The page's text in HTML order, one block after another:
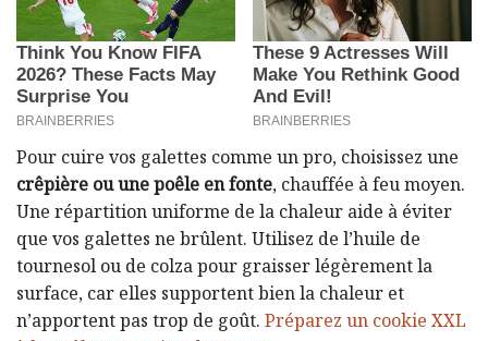
Pour cuire vos galettes comme un pro, choisissez une
crêpière ou une poêle en fonte, chauffée à feu moyen.
Une répartition uniforme de la chaleur aide à éviter
que vos galettes ne brûlent. Utilisez de l’huile de
tournesol ou de colza pour graisser légèrement la
surface, car elles supportent bien la chaleur et
n’apportent pas trop de goût. Préparez un cookie XXL